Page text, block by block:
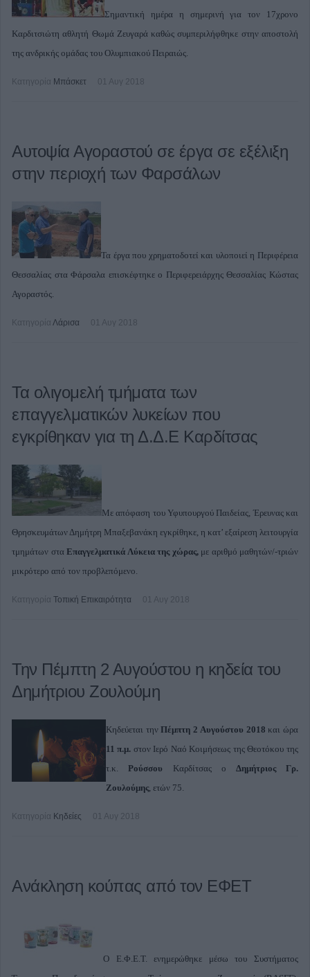
Σημαντική ημέρα η σημερινή για τον 17χρονο
Καρδιτσιώτη αθλητή Θωμά Ζευγαρά καθώς συμπεριλήφθηκε στην αποστολή
της ανδρικής ομάδας του Ολυμπιακού Πειραιώς.
Κατηγορία Μπάσκετ 01 Αυγ 2018
Αυτοψία Αγοραστού σε έργα σε εξέλιξη
στην περιοχή των Φαρσάλων
Τα έργα που χρηματοδοτεί και υλοποιεί η Περιφέρεια
Θεσσαλίας στα Φάρσαλα επισκέφτηκε ο Περιφερειάρχης Θεσσαλίας Κώστας
Αγοραστός.
Κατηγορία Λάρισα 01 Αυγ 2018
Τα ολιγομελή τμήματα των
επαγγελματικών λυκείων που
εγκρίθηκαν για τη Δ.Δ.Ε Καρδίτσας
Με απόφαση του Υφυπουργού Παιδείας, Έρευνας και
Θρησκευμάτων Δημήτρη Μπαξεβανάκη εγκρίθηκε, η κατ’ εξαίρεση λειτουργία
τμημάτων στα Επαγγελματικά Λύκεια της χώρας,με αριθμό μαθητών/-τριών
μικρότερο από τον προβλεπόμενο.
Κατηγορία Τοπική Επικαιρότητα 01 Αυγ 2018
Την Πέμπτη 2 Αυγούστου η κηδεία του
Δημήτριου Ζουλούμη
Κηδεύεται τηνΠέμπτη 2 Αυγούστου 2018 και ώρα
11 π.μ. στον Ιερό Ναό Κοιμήσεως της Θεοτόκου της
τ.κ.Ρούσσου Καρδίτσας ο Δημήτριος Γρ.
Ζουλούμης, ετών 75.
Κατηγορία Κηδείες 01 Αυγ 2018
Ανάκληση κούπας από τον ΕΦΕΤ
Ο Ε.Φ.Ε.Τ. ενημερώθηκε μέσω του Συστήματος